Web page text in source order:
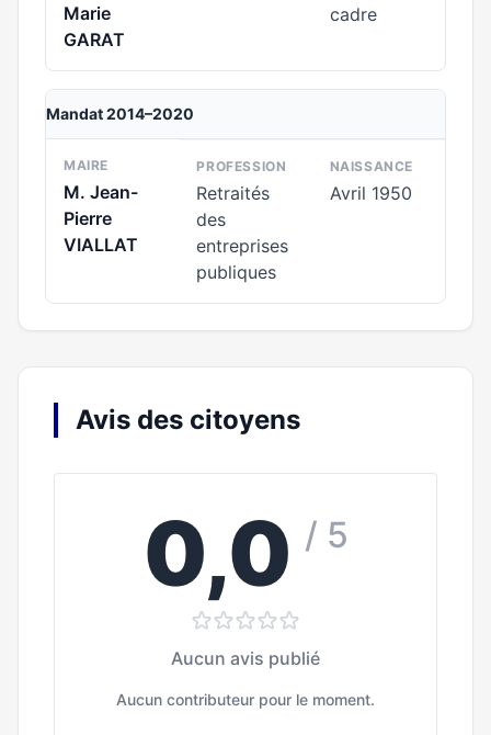
Marie
GARAT
cadre
Mandat 2014–2020
MAIRE
M. Jean-
Pierre
VIALLAT
PROFESSION
Retraités
des
entreprises
publiques
NAISSANCE
Avril 1950
Avis des citoyens
0,0 / 5
Aucun avis publié
Aucun contributeur pour le moment.